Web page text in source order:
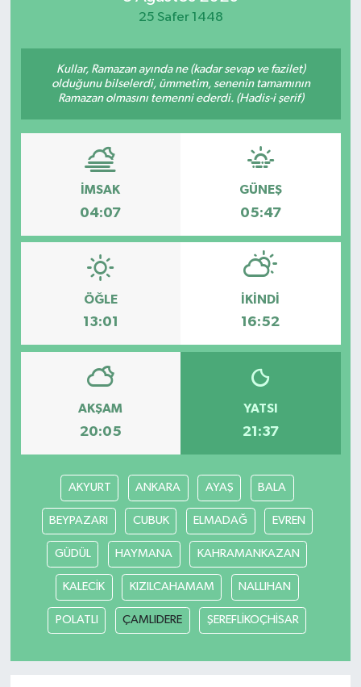
25 Safer 1448
Kullar, Ramazan ayında ne (kadar sevap ve fazilet)
olduğunu bilselerdi, ümmetim, senenin tamamının
Ramazan olmasını temenni ederdi. (Hadis-i şerif)
İMSAK
04:07
GÜNEŞ
05:47
ÖĞLE
13:01
İKINDI
16:52
AKŞAM
20:05
YATSI
21:37
AKYURT ANKARA AYAŞ BALA
BEYPAZARI CUBUK ELMADAĞ EVREN
GÜDÜL HAYMANA KAHRAMANKAZAN
KALECİK KIZILCAHAMAM NALLIHAN
POLATLI ÇAMLIDERE ŞEREFLİKOÇHİSAR